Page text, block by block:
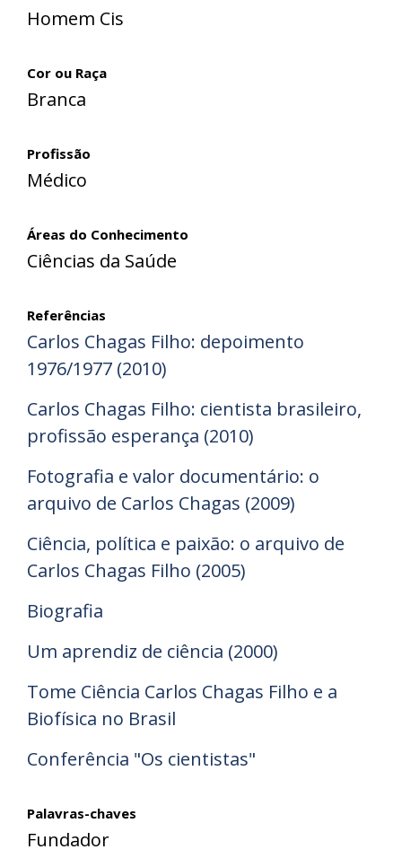
Homem Cis
Cor ou Raça
Branca
Profissão
Médico
Áreas do Conhecimento
Ciências da Saúde
Referências
Carlos Chagas Filho: depoimento
1976/1977 (2010)
Carlos Chagas Filho: cientista brasileiro,
profissão esperança (2010)
Fotografia e valor documentário: o
arquivo de Carlos Chagas (2009)
Ciência, política e paixão: o arquivo de
Carlos Chagas Filho (2005)
Biografia
Um aprendiz de ciência (2000)
Tome Ciência Carlos Chagas Filho e a
Biofísica no Brasil
Conferência "Os cientistas"
Palavras-chaves
Fundador